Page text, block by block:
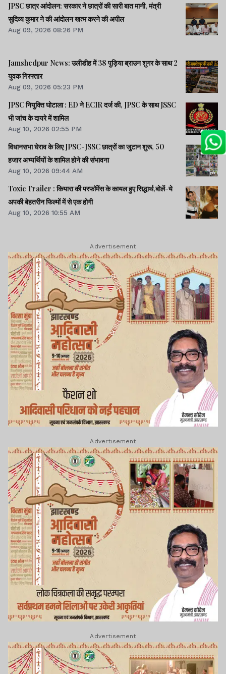
JPSC छात्र आंदोलन: सरकार ने छात्रों की सारी बात मानी, मंत्री
सुदिव्य कुमार ने की आंदोलन खत्म करने की अपील
Aug 09, 2026 08:26 PM
Jamshedpur News: उलीडीह में 38 पुड़िया ब्राउन शुगर के साथ 2
युवक गिरफ्तार
Aug 09, 2026 05:23 PM
JPSC नियुक्ति घोटाला : ED ने ECIR दर्ज की, JPSC के साथ JSSC
भी जांच के दायरे में शामिल
Aug 10, 2026 02:55 PM
विधानसभा घेराव के लिए JPSC-JSSC छात्रों का जुटान शुरू, 50
हजार अभ्यर्थियों के शामिल होने की संभावना
Aug 10, 2026 09:44 AM
Toxic Trailer : कियारा की परफॉमेंस के कायल हुए सिद्धार्थ,बोलें-ये
अपकी बेहतरीन फिल्मों में से एक होगी
Aug 10, 2026 10:55 AM
Advertisement
Advertisement
Advertisement